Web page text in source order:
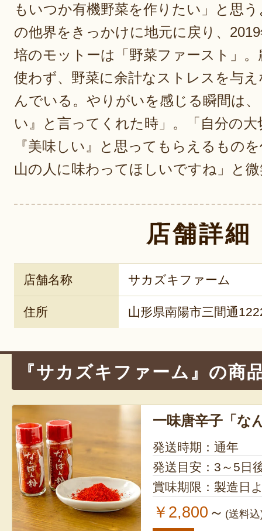
もいつか有機野菜を作りたい」と思
の他界をきっかけに地元に戻り、
培のモットーは「野菜ファースト」
使わず、野菜に余計なストレスを与
んでいる。やりがいを感じる瞬間は
い』と言ってくれた時」。「自分の
『美味しい』と思ってもらえるもの
山の人に味わってほしいですね」と
店舗詳細
店舗名称 サカズキファーム
住所 山形県南陽市三間通
『サカズキファーム』の商
一味唐辛子「な
発送時期：通年
発送目安：3～5日
賞味期限：製造日
￥2,800 ～ (送料